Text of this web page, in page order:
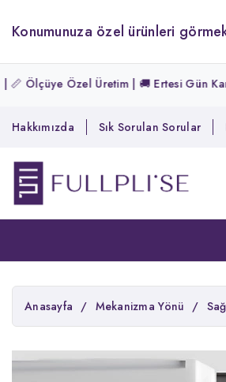
Konumunuza özel ürünleri
Özel Üretim | 🚚 Ertesi Gün Kargo! |
Hakkımızda Sık Sorulan Sorular
Anasayfa / Mekanizma Yönü /